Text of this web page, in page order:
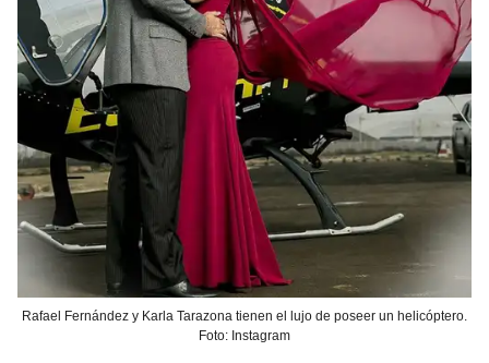
Rafael Fernández y Karla Tarazona tienen el lujo de poseer un helicóptero.
Foto: Instagram